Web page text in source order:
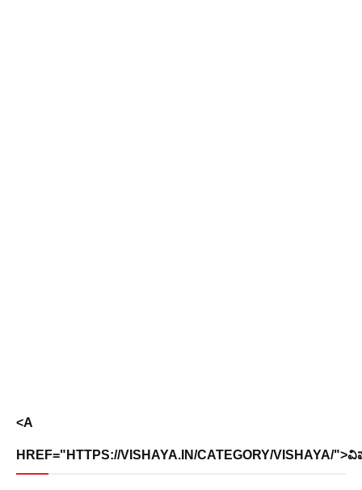
<A
HREF="HTTPS://VISHAYA.IN/CATEGORY/VISHAYA/